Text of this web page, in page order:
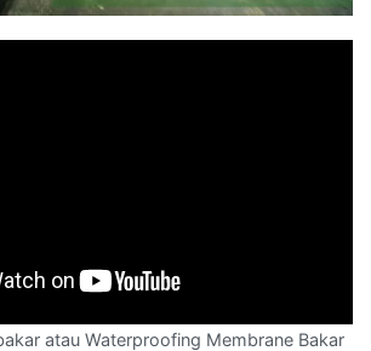
atau Waterproofing Membrane Bakar